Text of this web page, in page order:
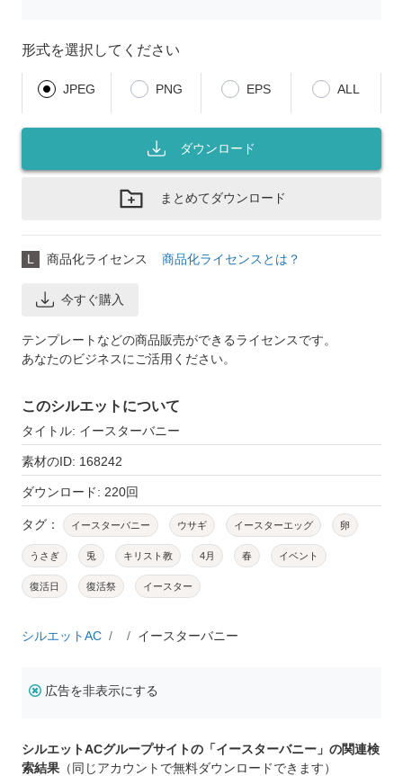
形式を選択してください
JPEG PNG EPS ALL
ダウンロード
まとめてダウンロード
L 商品化ライセンス 商品化ライセンスとは？
今すぐ購入
テンプレートなどの商品販売ができるライセンスです。
あなたのビジネスにご活用ください。
このシルエットについて
タイトル: イースターバニー
素材のID: 168242
ダウンロード: 220回
タグ： イースターバニー ウサギ イースターエッグ 卵
うさぎ 兎 キリスト教 4月 春 イベント
復活日 復活祭 イースター
シルエットAC イースターバニー
広告を非表示にする
シルエットACグループサイトの「イースターバニー」の関連検
索結果 （同じアカウントで無料ダウンロードできます）